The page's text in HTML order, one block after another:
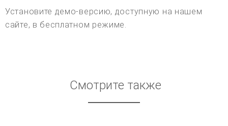
Установите демо-версию, доступную на нашем
сайте, в бесплатном режиме.
Смотрите также